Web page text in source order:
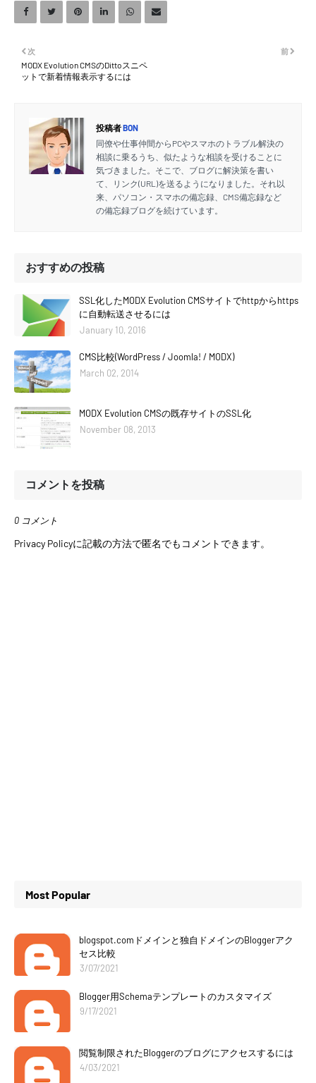
前
次
MODX Evolution CMSのDittoスニペ
ットで新着情報表示するには
投稿者BON
同僚や仕事仲間からPCやスマホのトラブル解決の
相談に乗るうち、似たような相談を受けることに
気づきました。そこで、ブログに解決策を書い
て、リンク(URL)を送るようになりました。それ以
来、パソコン・スマホの備忘録、CMS備忘録など
の備忘録ブログを続けています。
おすすめの投稿
SSL化したMODX Evolution CMSサイトでhttpからhttps
に自動転送させるには
January 10, 2016
CMS比較(WordPress / Joomla! / MODX)
March 02, 2014
MODX Evolution CMSの既存サイトのSSL化
November 08, 2013
コメントを投稿
0 コメント
Privacy Policyに記載の方法で匿名でもコメントできます。
Most Popular
blogspot.comドメインと独自ドメインのBloggerアク
セス比較
3/07/2021
Blogger用Schemaテンプレートのカスタマイズ
9/17/2021
閲覧制限されたBloggerのブログにアクセスするには
4/03/2021